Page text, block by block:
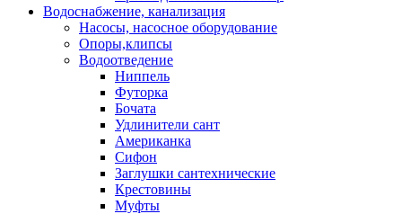
Водоснабжение, канализация
Насосы, насосное оборудование
Опоры,клипсы
Водоотведение
Ниппель
Футорка
Бочата
Удлинители сант
Американка
Сифон
Заглушки сантехнические
Крестовины
Муфты